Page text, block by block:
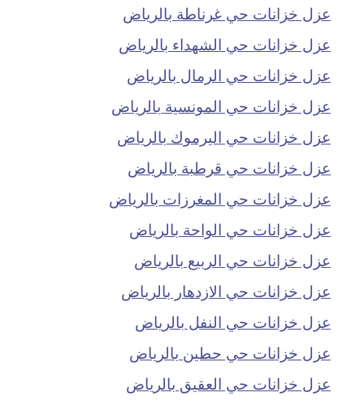
عزل خزانات حي غرناطة بالرياض
عزل خزانات حي الشهداء بالرياض
عزل خزانات حي الرمال بالرياض
عزل خزانات حي المونسية بالرياض
عزل خزانات حي اليرموك بالرياض
عزل خزانات حي قرطبة بالرياض
عزل خزانات حي المغرزات بالرياض
عزل خزانات حي الواحة بالرياض
عزل خزانات حي الربيع بالرياض
عزل خزانات حي الازدهار بالرياض
عزل خزانات حي النفل بالرياض
عزل خزانات حي حطين بالرياض
عزل خزانات حي العقيق بالرياض